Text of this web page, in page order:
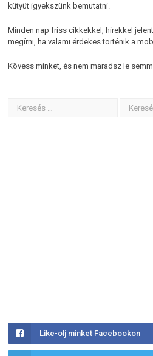
kütyüt igyekszünk bemutatni.
Minden nap friss cikkekkel, hírekkel
megírni, ha valami érdekes történik a
Kövess minket, és nem maradsz le
Like-olj minket Facebookon